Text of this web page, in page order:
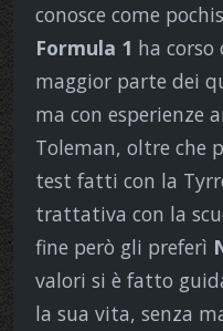
conosce come
Formula 1 ha
maggior parte dei
ma con esperienze
Toleman, oltre che
test fatti con la
trattativa con la
fine però gli preferì
valori si è fatto
la sua vita, senza